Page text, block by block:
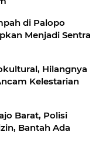
di Palopo
Menjadi Sentra
Hilangnya
Kelestarian
Barat, Polisi
Bantah Ada